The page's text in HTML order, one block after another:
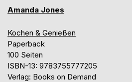
Amanda Jones
Kochen & Genießen
Paperback
100 Seiten
ISBN-13: 9783755777205
Verlag: Books on Demand